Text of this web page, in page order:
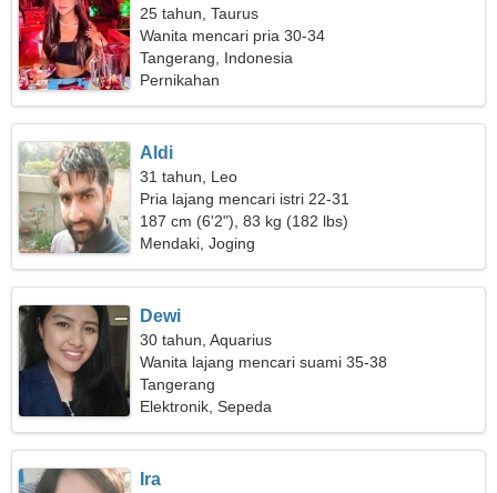
25 tahun, Taurus
Wanita mencari pria 30-34
Tangerang, Indonesia
Pernikahan
Aldi
31 tahun, Leo
Pria lajang mencari istri 22-31
187 cm (6'2"), 83 kg (182 lbs)
Mendaki, Joging
Dewi
30 tahun, Aquarius
Wanita lajang mencari suami 35-38
Tangerang
Elektronik, Sepeda
Ira